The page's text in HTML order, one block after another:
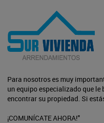
Para nosotros es muy
un equipo especializado que
encontrar su propiedad. Si
¡COMUNÍCATE AHORA!"